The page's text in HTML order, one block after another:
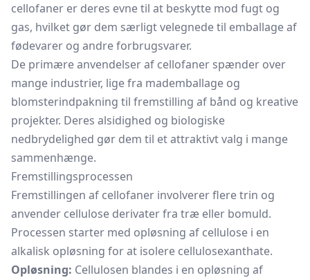
cellofaner er deres evne til at beskytte mod fugt og
gas, hvilket gør dem særligt velegnede til emballage af
fødevarer og andre forbrugsvarer.
De primære anvendelser af cellofaner spænder over
mange industrier, lige fra mademballage og
blomsterindpakning til fremstilling af bånd og kreative
projekter. Deres alsidighed og biologiske
nedbrydelighed gør dem til et attraktivt valg i mange
sammenhænge.
Fremstillingsprocessen
Fremstillingen af cellofaner involverer flere trin og
anvender cellulose derivater fra træ eller bomuld.
Processen starter med opløsning af cellulose i en
alkalisk opløsning for at isolere cellulosexanthate.
Opløsning: Cellulosen blandes i en opløsning af